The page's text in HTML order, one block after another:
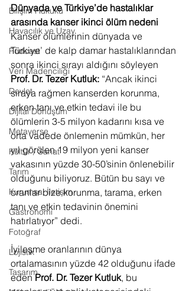
Bilişim Hukuku
Havacılık ve Uzay
Podcast
Veri Madenciliği
Devlet
Dijital Dönüşüm
Metaverse
Kültür / Sanat
Tarım
Kurumsal İletişim
Gastronomi
Fotoğraf
Lojistik
Tasarım
Dünyada ve Türkiye’de hastalıklar
arasında kanser ikinci ölüm nedeni
Kanser ölümlerinin dünyada ve
Türkiye’ de kalp damar hastalıklarından
sonra ikinci sırayı aldığını söyleyen
Prof. Dr. Tezer Kutluk: “Ancak ikinci
sıraya rağmen kanserden korunma,
erken tanı ve etkin tedavi ile bu
ölümlerin 3-5 milyon kadarını kısa ve
orta vadede önlemenin mümkün, her
yıl görülen 19 milyon yeni kanser
vakasının yüzde 30-50’sinin önlenebilir
olduğunu biliyoruz. Bütün bu sayı ve
oranlar bize korunma, tarama, erken
tanı ve etkin tedavinin önemini
hatırlatıyor” dedi.
İyileşme oranlarının dünya
ortalamasının yüzde 42 olduğunu ifade
eden Prof. Dr. Tezer Kutluk, bu